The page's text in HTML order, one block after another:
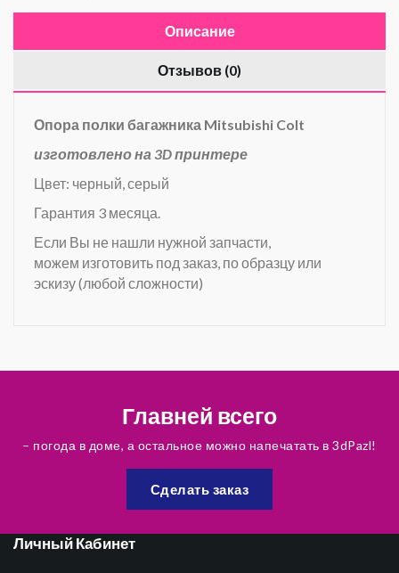
Описание
Отзывов (0)
Опора полки багажника Mitsubishi Colt
изготовлено на 3D принтере
Цвет: черный, серый
Гарантия 3 месяца.
Если Вы не нашли нужной запчасти,
можем изготовить под заказ, по образцу или
эскизу (любой сложности)
Главней всего
– погода в доме, а остальное можно напечатать в 3dPazl!
Сделать заказ
Личный Кабинет